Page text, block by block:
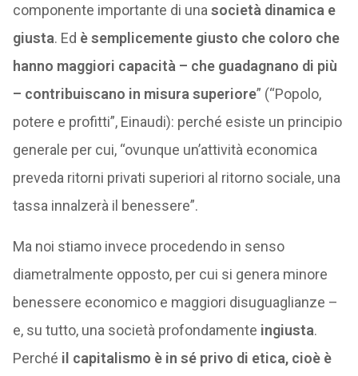
componente importante di una società dinamica e
giusta. Ed è semplicemente giusto che coloro che
hanno maggiori capacità – che guadagnano di più
– contribuiscano in misura superiore” (“Popolo,
potere e profitti”, Einaudi): perché esiste un principio
generale per cui, “ovunque un’attività economica
preveda ritorni privati superiori al ritorno sociale, una
tassa innalzerà il benessere”.
Ma noi stiamo invece procedendo in senso
diametralmente opposto, per cui si genera minore
benessere economico e maggiori disuguaglianze –
e, su tutto, una società profondamente ingiusta.
Perché il capitalismo è in sé privo di etica, cioè è